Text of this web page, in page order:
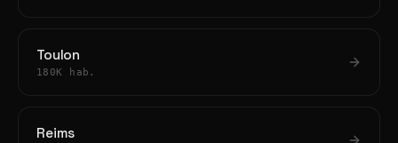
Toulon
180K hab.
Reims